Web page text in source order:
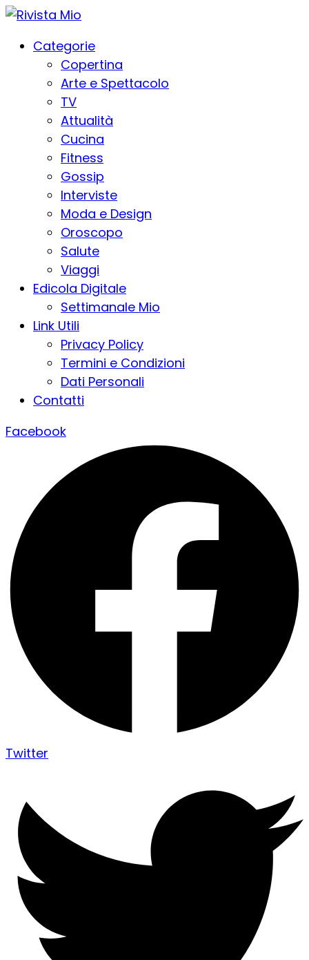
Categorie
Copertina
Arte e Spettacolo
TV
Attualità
Cucina
Fitness
Gossip
Interviste
Moda e Design
Oroscopo
Salute
Viaggi
Edicola Digitale
Settimanale Mio
Link Utili
Privacy Policy
Termini e Condizioni
Dati Personali
Contatti
Facebook
Twitter